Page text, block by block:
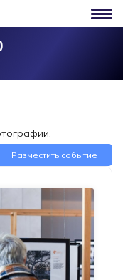
Разместить событие